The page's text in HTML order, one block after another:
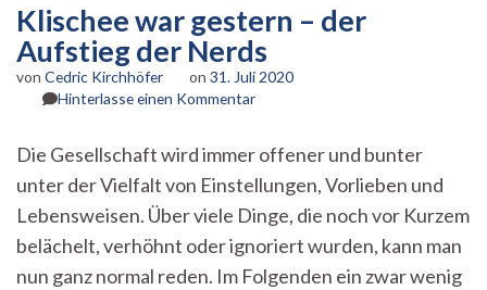
Klischee war gestern – der
Aufstieg der Nerds
von Cedric Kirchhöfer on 31. Juli 2020
Hinterlasse einen Kommentarzu
gestern
–
der
Aufstieg
der
Nerds
Die Gesellschaft wird immer offener und bunter
unter der Vielfalt von Einstellungen, Vorlieben und
Lebensweisen. Über viele Dinge, die noch vor Kurzem
belächelt, verhöhnt oder ignoriert wurden, kann man
nun ganz normal reden. Im Folgenden ein zwar wenig